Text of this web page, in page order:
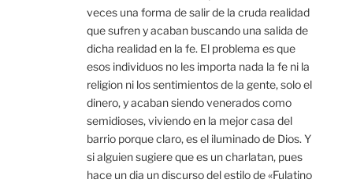
veces una forma de salir de la cruda realidad
que sufren y acaban buscando una salida de
dicha realidad en la fe. El problema es que
esos individuos no les importa nada la fe ni la
religion ni los sentimientos de la gente, solo el
dinero, y acaban siendo venerados como
semidioses, viviendo en la mejor casa del
barrio porque claro, es el iluminado de Dios. Y
si alguien sugiere que es un charlatan, pues
hace un dia un discurso del estilo de «Fulatino